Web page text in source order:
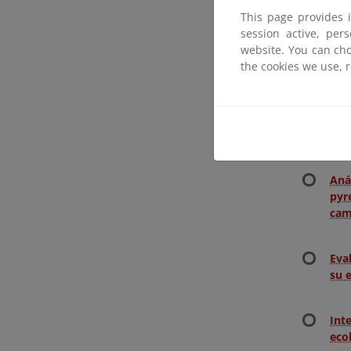
su
This page provides
session active,
website. You can
the cookies we use,